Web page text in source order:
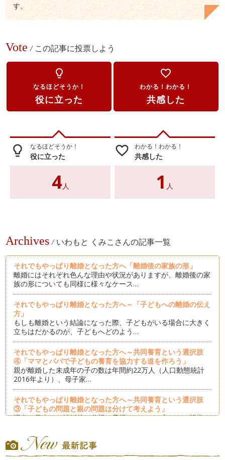
す。
Vote / この記事に投票しよう
lightbulb_outline
なるほどそうか！
役に立った
favorite_border
わかる！わかる！
共感した
lightbulb_outline なるほどそうか！
役に立った
4 人
favorite_border わかる！わかる！
共感した
1 人
Archives / いわもと くみこさんの記事一覧
それでもやっぱり離婚となった方へ「離婚後の家族の形」
離婚にはそれぞれ色んな理由や状況がありますが、離婚後の家
族の形についても同様に様々なケース…
それでもやっぱり離婚となった方へ～「子どもへの離婚の伝え
方」
もしも離婚という結論になった際、子どもがいる場合に大きく
立ちはだかるのが、子どもへどのよう…
それでもやっぱり離婚となった方へ～共同養育という選択肢
④「ママとパパで子どもの養育を協力する道を作ろう」
親が離婚した未成年の子の数は年間約22万人（人口動態統計
2016年より）、母子家…
それでもやっぱり離婚となった方へ～共同養育という選択肢
③「子どもの問題と親の問題は分けて考えよう」
現在の日本は、離婚後は父親か母親どちらか一方のみが親権を
それでもやっぱり離婚となった方へ～共同養育という選択肢
②「争いは捨てよう」